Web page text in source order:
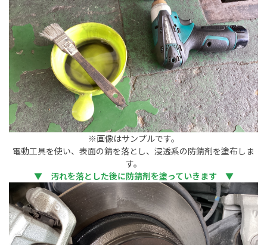
※画像はサンプルです。
電動工具を使い、表面の錆を落とし、浸透系の防錆剤を塗布しま
す。
▼ 汚れを落とした後に防錆剤を塗っていきます ▼